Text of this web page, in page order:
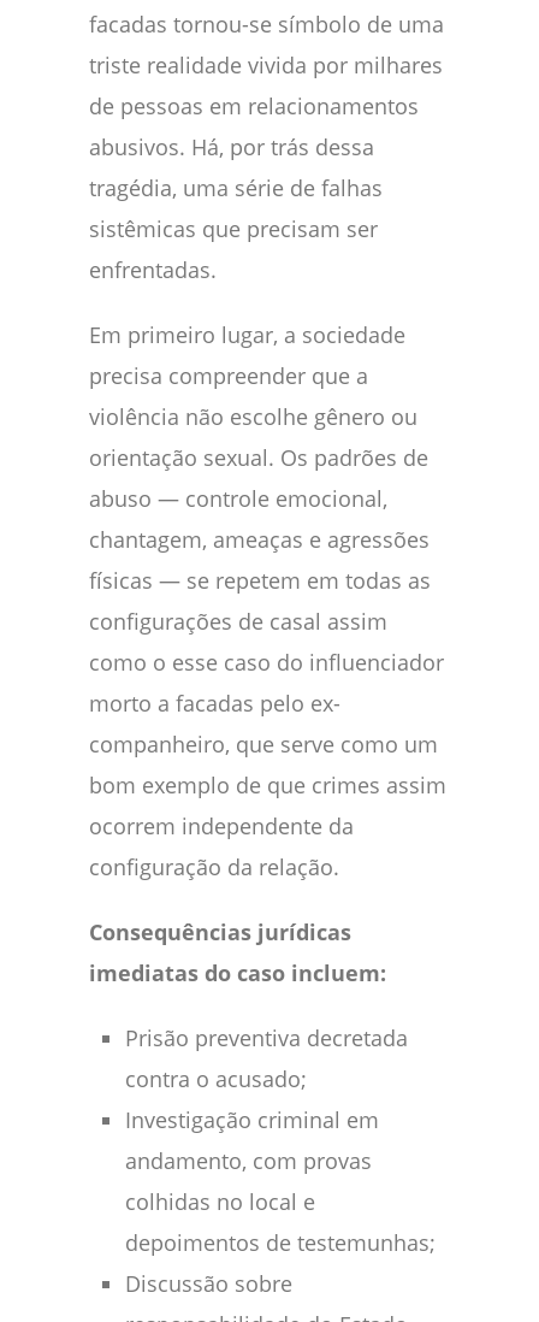
facadas tornou-se símbolo de uma
triste realidade vivida por milhares
de pessoas em relacionamentos
abusivos. Há, por trás dessa
tragédia, uma série de falhas
sistêmicas que precisam ser
enfrentadas.
Em primeiro lugar, a sociedade
precisa compreender que a
violência não escolhe gênero ou
orientação sexual. Os padrões de
abuso — controle emocional,
chantagem, ameaças e agressões
físicas — se repetem em todas as
configurações de casal assim
como o esse caso do influenciador
morto a facadas pelo ex-
companheiro, que serve como um
bom exemplo de que crimes assim
ocorrem independente da
configuração da relação.
Consequências jurídicas
imediatas do caso incluem:
Prisão preventiva decretada
contra o acusado;
Investigação criminal em
andamento, com provas
colhidas no local e
depoimentos de testemunhas;
Discussão sobre